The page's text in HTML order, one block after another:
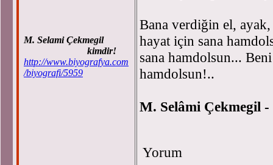
M. Selami Çekmegil
kimdir!
http://www.biyografya.com
/biyografi/5959
Bana verdiğin el, ayak,
hayat için sana
sana hamdolsun...
hamdolsun!..
M. Selâmi Çekmegil -
Yorum